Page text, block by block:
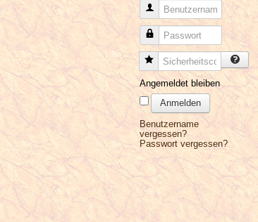
Benutzername
Passwort
Sicherheitscode
Angemeldet bleiben
Anmelden
Benutzername
vergessen?
Passwort vergessen?